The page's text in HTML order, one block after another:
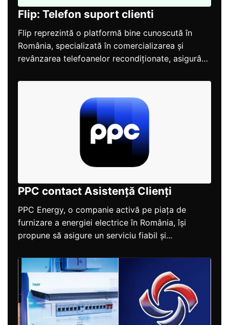
Flip: Telefon suport clienti
Flip reprezintă o platformă bine cunoscută în
România, specializată în comercializarea și
revânzarea telefoanelor recondiționate, asigurând
PPC contact Asistență Clienți
PPC Energy, o companie activă pe piața de
furnizare a energiei electrice în România, își
propune să asigure un serviciu fiabil și...